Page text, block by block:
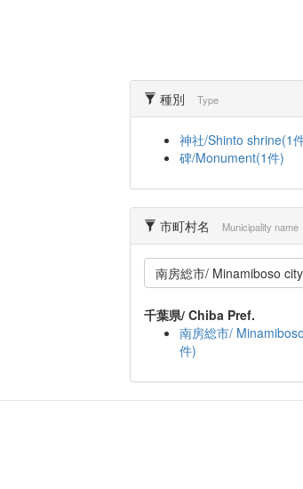
種別 Type
神社/Shinto shrine(1
碑/Monument(1件)
市町村名 Municipality name
南房総市/ Minamiboso city
千葉県/ Chiba Pref.
南房総市/
件)